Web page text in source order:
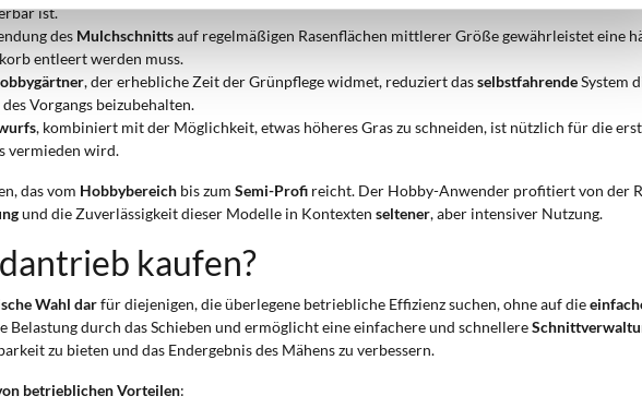
ist.
des Mulchschnittsauf regelmäßigen Rasenflächen mittlerer Größe gewährleistet eine
entleert werden muss.
, der erhebliche Zeit der Grünpflege widmet, reduziert dasselbstfahrendeSystem
Vorgangs beizubehalten.
, kombiniert mit der Möglichkeit, etwas höheres Gras zu schneiden, ist nützlich für die
vermieden wird.
das vom Hobbybereich bis zum Semi-Profi reicht. Der Hobby-Anwender profitiert von der
und die Zuverlässigkeit dieser Modelle in Kontexten seltener, aber intensiver Nutzung.
kaufen?
Wahl darfür diejenigen, die überlegene betriebliche Effizienz suchen, ohne auf die
durch das Schieben und ermöglicht eine einfachere und schnellere
zu bieten und das Endergebnis des Mähens zu verbessern.
betrieblichen Vorteilen: